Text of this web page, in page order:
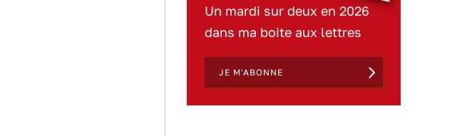
Un mardi sur deux en 2026
dans ma boite aux lettres
JE M'ABONNE